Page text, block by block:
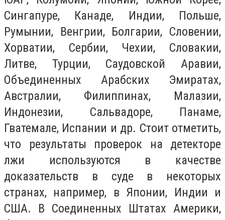
Сингапуре, Канаде, Индии, Польше,
Румынии, Венгрии, Болгарии, Словении,
Хорватии, Сербии, Чехии, Словакии,
Литве, Турции, Саудовской Аравии,
Объединенных Арабских Эмиратах,
Австралии, Филиппинах, Малазии,
Индонезии, Сальвадоре, Панаме,
Гватемале, Испании и др. Стоит отметить,
что результаты проверок на детекторе
лжи используются в качестве
доказательств в суде в некоторых
странах, например, в Японии, Индии и
США. В Соединенных Штатах Америки,